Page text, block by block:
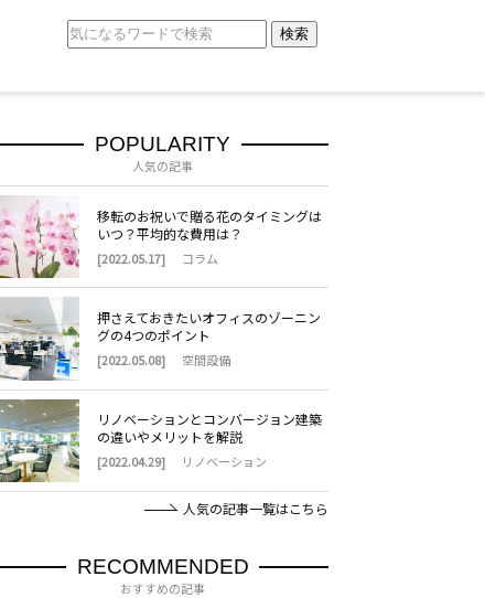
検索
POPULARITY
人気の記事
移転のお祝いで贈る花のタイミングは
いつ？平均的な費用は？
[2022.05.17] コラム
押さえておきたいオフィスのゾーニン
グの4つのポイント
[2022.05.08] 空間設備
リノベーションとコンバージョン建築
の違いやメリットを解説
[2022.04.29] リノベーション
人気の記事一覧はこちら
RECOMMENDED
おすすめの記事